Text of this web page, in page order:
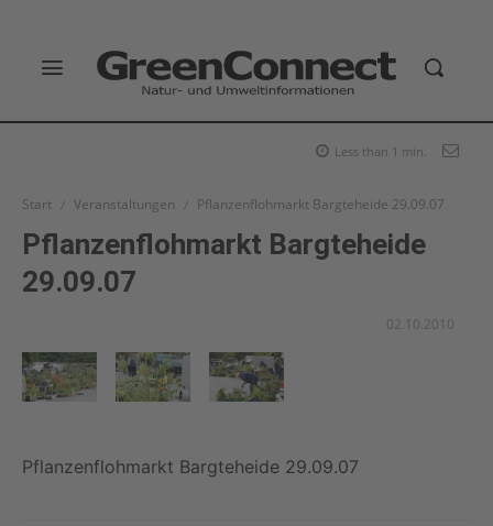
Less than 1 min.
Start Veranstaltungen Pflanzenflohmarkt Bargteheide 29.09.07
Pflanzenflohmarkt Bargteheide
29.09.07
02.10.2010
Pflanzenflohmarkt Bargteheide 29.09.07